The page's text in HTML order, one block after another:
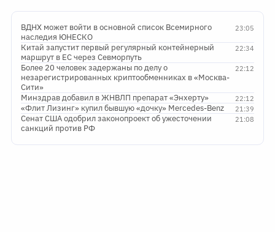
23:05
ВДНХ может войти в основной список Всемирного
наследия ЮНЕСКО
22:34
Китай запустит первый регулярный контейнерный
маршрут в ЕС через Севморпуть
22:12
Более 20 человек задержаны по делу о
незарегистрированных криптообменниках в «Москва-
Сити»
22:12
Минздрав добавил в ЖНВЛП препарат «Энхерту»
21:39
«Флит Лизинг» купил бывшую «дочку» Mercedes-Benz
21:08
Сенат США одобрил законопроект об ужесточении
санкций против РФ